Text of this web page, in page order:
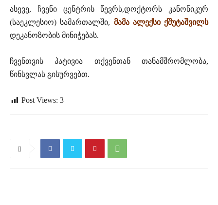
ასევე, ჩვენი ცენტრის წევრს,დოქტორს კანონიკურ
(საეკლესიო) სამართალში, მამა ალექსი ქშუტაშვილს
დეკანოზობის მინიჭებას.
ჩვენთვის პატივია თქვენთან თანამშრომლობა,
წინსვლას გისურვებთ.
Post Views: 3